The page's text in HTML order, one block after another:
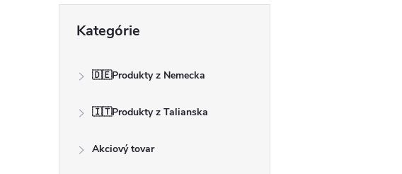
kategórie
Kategórie
🇩🇪Produkty z Nemecka
🇮🇹Produkty z Talianska
Akciový tovar